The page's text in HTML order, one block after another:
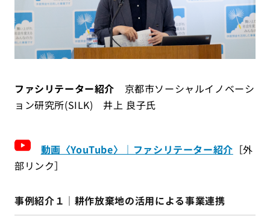
ファシリテーター紹介
京都市ソーシャルイノベーシ
ョン研究所(SILK) 井上 良子氏
動画〈YouTube〉｜ファシリテーター紹介 ［外
部リンク］
事例紹介１｜耕作放棄地の活用による事業連携